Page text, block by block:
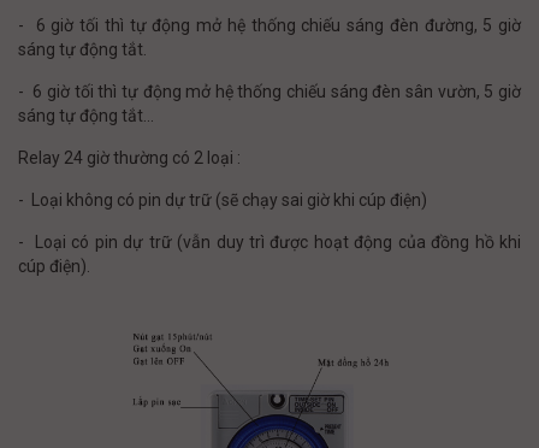
- 6 giờ tối thì tự động mở hệ thống chiếu sáng đèn đường, 5 giờ
sáng tự động tắt.
- 6 giờ tối thì tự động mở hệ thống chiếu sáng đèn sân vườn, 5 giờ
sáng tự động tắt...
Relay 24 giờ thường có 2 loại :
- Loại không có pin dự trữ (sẽ chạy sai giờ khi cúp điện)
- Loại có pin dự trữ (vẫn duy trì được hoạt động của đồng hồ khi
cúp điện).